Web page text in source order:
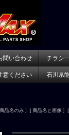
問い合わせ チラシ
意ください 石川県
品名のみ ] [ 商品名と画像 ]